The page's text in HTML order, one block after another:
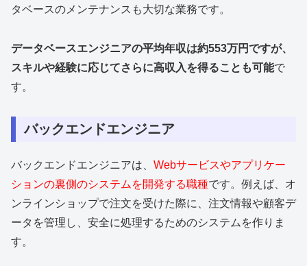
タベースのメンテナンスも大切な業務です。
データベースエンジニアの平均年収は約553万円ですが、
スキルや経験に応じてさらに高収入を得ることも可能で
す。
バックエンドエンジニア
バックエンドエンジニアは、 Webサービスやアプリケー
ションの裏側のシステムを開発する職種です。例えば、オ
ンラインショップで注文を受けた際に、注文情報や顧客デ
ータを管理し、安全に処理するためのシステムを作りま
す。